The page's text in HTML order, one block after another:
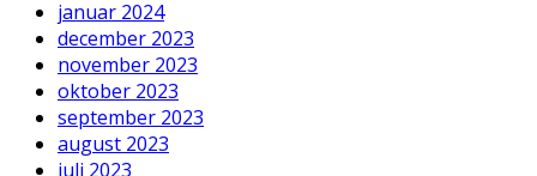
januar 2024
december 2023
november 2023
oktober 2023
september 2023
august 2023
juli 2023